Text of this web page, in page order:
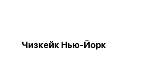
Чизкейк Нью-Йорк